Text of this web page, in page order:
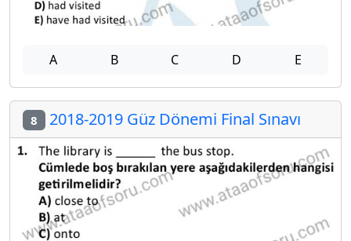
A B C D E
8 2018-2019 Güz Dönemi Final Sınavı